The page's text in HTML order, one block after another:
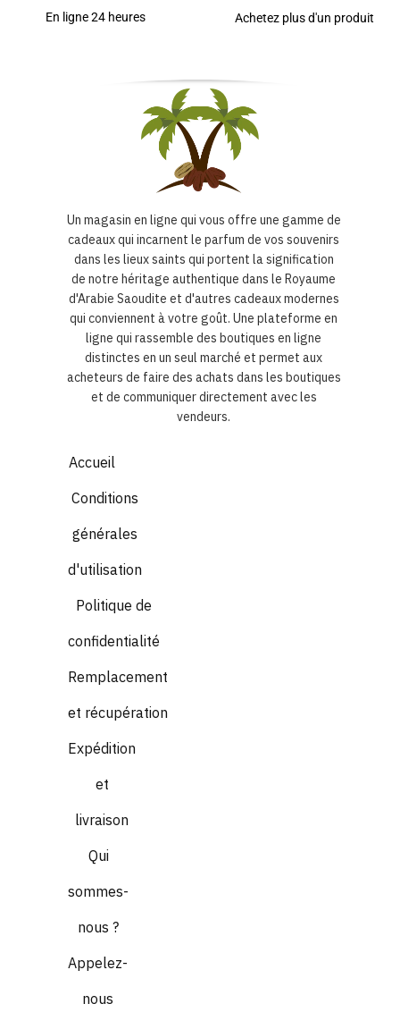
En ligne 24 heures Achetez plus d'un produit
Un magasin en ligne qui vous offre une gamme de
cadeaux qui incarnent le parfum de vos souvenirs
dans les lieux saints qui portent la signification
de notre héritage authentique dans le Royaume
d'Arabie Saoudite et d'autres cadeaux modernes
qui conviennent à votre goût. Une plateforme en
ligne qui rassemble des boutiques en ligne
distinctes en un seul marché et permet aux
acheteurs de faire des achats dans les boutiques
et de communiquer directement avec les
vendeurs.
Accueil
Conditions
générales
d'utilisation
Politique de
confidentialité
Remplacement
et récupération
Expédition
et
livraison
Qui
sommes-
nous ?
Appelez-
nous